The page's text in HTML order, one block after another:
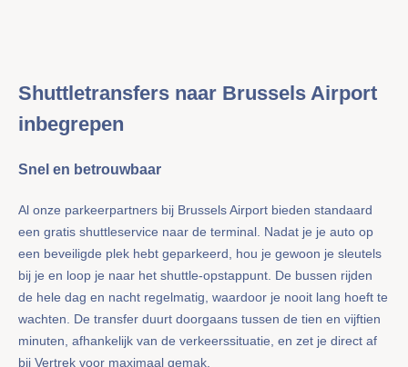
Shuttletransfers naar Brussels Airport
inbegrepen
Snel en betrouwbaar
Al onze parkeerpartners bij Brussels Airport bieden standaard
een gratis shuttleservice naar de terminal. Nadat je je auto op
een beveiligde plek hebt geparkeerd, hou je gewoon je sleutels
bij je en loop je naar het shuttle-opstappunt. De bussen rijden
de hele dag en nacht regelmatig, waardoor je nooit lang hoeft te
wachten. De transfer duurt doorgaans tussen de tien en vijftien
minuten, afhankelijk van de verkeerssituatie, en zet je direct af
bij Vertrek voor maximaal gemak.